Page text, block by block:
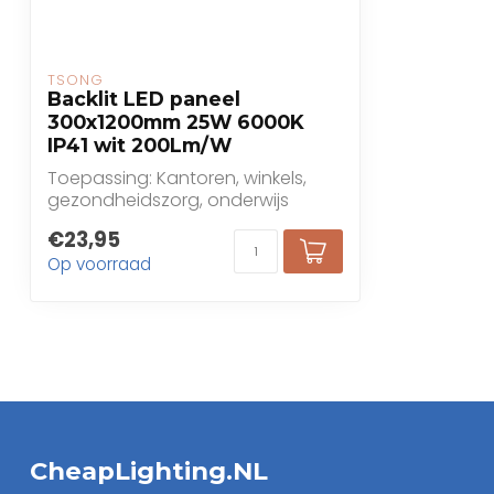
TSONG
Backlit LED paneel
300x1200mm 25W 6000K
IP41 wit 200Lm/W
Toepassing: Kantoren, winkels,
gezondheidszorg, onderwijs
€23,95
Op voorraad
CheapLighting.NL